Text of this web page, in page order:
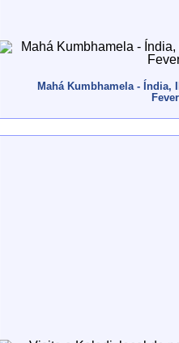
Mahá Kumbhamela - Índia,